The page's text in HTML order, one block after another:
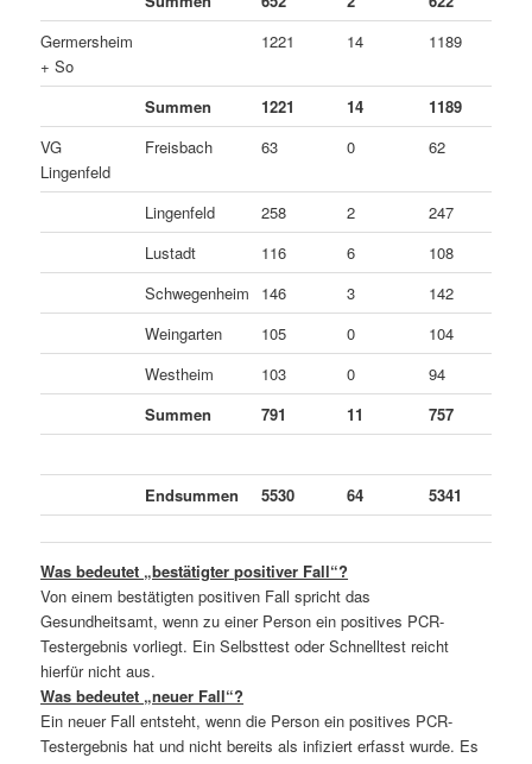
Germersheim
+ So
1221 14 1189
Summen 1221 14 1189
VG
Lingenfeld
Freisbach 63 0 62
Lingenfeld 258 2 247
Lustadt
116 6 108
Schwegenheim
146 3 142
Weingarten
105 0 104
Westheim
103 0 94
Summen
791 11 757
Endsummen 5530 64 5341
Was bedeutet „bestätigter positiver Fall“?
Von einem bestätigten positiven Fall spricht das
Gesundheitsamt, wenn zu einer Person ein positives PCR-
Testergebnis vorliegt. Ein Selbsttest oder Schnelltest reicht
hierfür nicht aus.
Was bedeutet „neuer Fall“?
Ein neuer Fall entsteht, wenn die Person ein positives PCR-
Testergebnis hat und nicht bereits als infiziert erfasst wurde. Es